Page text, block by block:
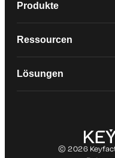
Produkte
Ressourcen
Lösungen
© 2026